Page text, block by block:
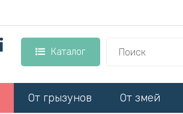
Каталог
От грызунов От змей